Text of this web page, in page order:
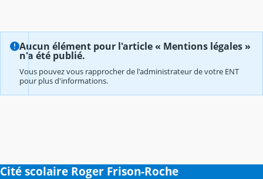
Aucun élément pour l'article « Mentions légales »
n'a été publié.
Vous pouvez vous rapprocher de l'administrateur de votre ENT
pour plus d'informations.
Cité scolaire Roger Frison-Roche